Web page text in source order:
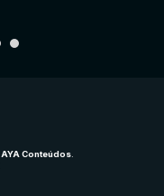
AYA Conteúdos.